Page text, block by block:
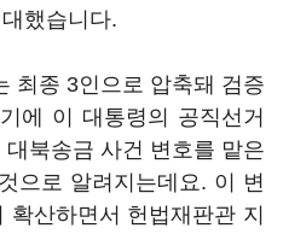
했습니다.
최종 3인으로 압축돼 검증
에 이 대통령의 공직선거
북송금 사건 변호를 맡은
으로 알려지는데요. 이 변
산하면서 헌법재판관 지